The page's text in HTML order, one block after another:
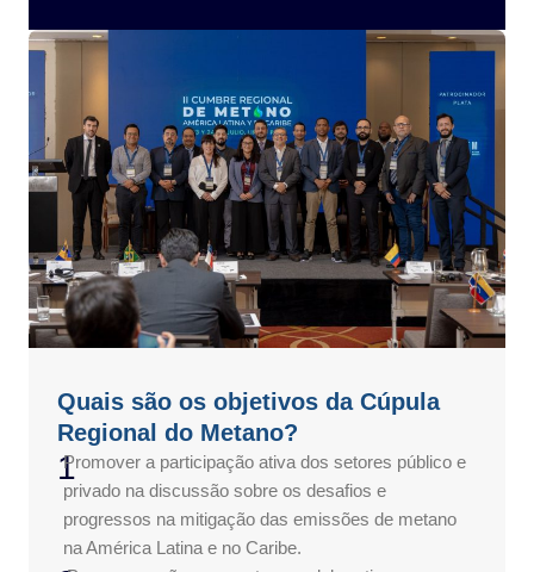
Quais são os objetivos da Cúpula
Regional do Metano?
1
Promover a participação ativa dos setores público e
privado na discussão sobre os desafios e
progressos na mitigação das emissões de metano
na América Latina e no Caribe.